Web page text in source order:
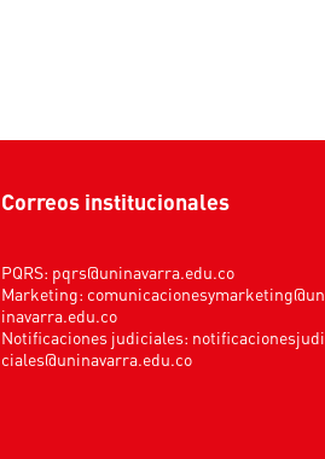
Correos institucionales
PQRS: pqrs@uninavarra.edu.co
Marketing: comunicacionesymarketing@un
inavarra.edu.co
Notificaciones judiciales: notificacionesjudi
ciales@uninavarra.edu.co